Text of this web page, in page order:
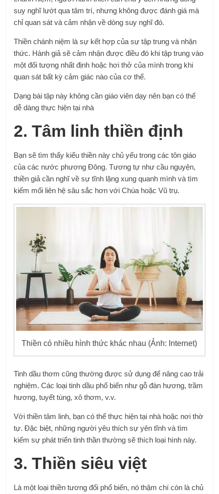
suy nghĩ lướt qua tâm trí, nhưng không được đánh giá mà
chỉ quan sát và cảm nhận về dòng suy nghĩ đó.
Thiền chánh niệm là sự kết hợp của sự tập trung và nhận
thức. Hành giả sẽ cảm nhận được điều đó khi tập trung vào
một đối tượng nhất định hoặc hơi thở của mình trong khi
quan sát bất kỳ cảm giác nào của cơ thể.
Dạng bài tập này không cần giáo viên dạy nên bạn có thể
dễ dàng thực hiện tại nhà
2. Tâm linh thiền định
Bạn sẽ tìm thấy kiểu thiền này chủ yếu trong các tôn giáo
của các nước phương Đông. Tương tự như cầu nguyện,
thiền giả cần nghĩ về sự tĩnh lặng xung quanh mình và tìm
kiếm mối liên hệ sâu sắc hơn với Chúa hoặc Vũ trụ.
Thiền có nhiều hình thức khác nhau (Ảnh: Internet)
Tinh dầu thơm cũng thường được sử dụng để nâng cao trải
nghiệm. Các loại tinh dầu phổ biến như gỗ đàn hương, trầm
hương, tuyết tùng, xô thơm, v.v.
Với thiền tâm linh, bạn có thể thực hiện tại nhà hoặc nơi thờ
tự. Đặc biệt, những người yêu thích sự yên tĩnh và tìm
kiếm sự phát triển tinh thần thường sẽ thích loại hình này.
3. Thiền siêu việt
Là một loại thiền tương đối phổ biến, nó thậm chí còn là chủ